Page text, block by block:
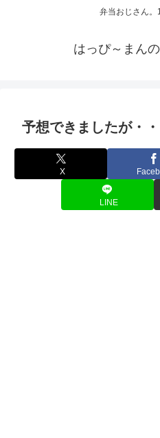
弁当おじさん。
はっぴ～まん
予想できましたが・・
X
LINE